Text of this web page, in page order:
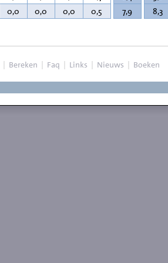
0,0 0,0 0,0 0,5 7,9 8,3
| Bereken | Faq | Links | Nieuws | Boeken